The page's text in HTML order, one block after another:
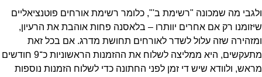
ולגבי מה שמכונה "רשימת ב'", כלומר רשימת אורחים פוטנציאליים
שיזומנו רק אם אחרים יוותרו – בלאסנה פחות אוהבת את הרעיון,
ומזהירה שזה עלול לשדר לאורחים תחושת מדרג. אם בכל זאת
מתעקשים, היא ממליצה לשלוח את ההזמנות הראשוניות כ־9 חודשים
מראש, ולוודא שיש די זמן לפני החתונה כדי לשלוח הזמנות נוספות